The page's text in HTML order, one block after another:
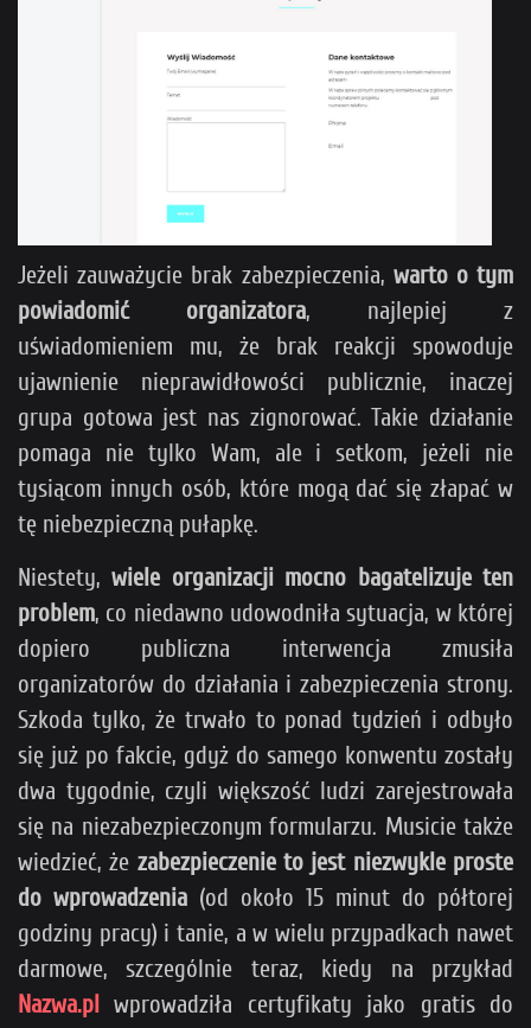
Jeżeli zauważycie brak zabezpieczenia, warto o tym
powiadomić organizatora, najlepiej z
uświadomieniem mu, że brak reakcji spowoduje
ujawnienie nieprawidłowości publicznie, inaczej
grupa gotowa jest nas zignorować. Takie działanie
pomaga nie tylko Wam, ale i setkom, jeżeli nie
tysiącom innych osób, które mogą dać się złapać w
tę niebezpieczną pułapkę.
Niestety,wiele organizacji mocno bagatelizuje ten
problem, co niedawno udowodniła sytuacja, w której
dopiero publiczna interwencja zmusiła
organizatorów do działania i zabezpieczenia strony.
Szkoda tylko, że trwało to ponad tydzień i odbyło
się już po fakcie, gdyż do samego konwentu zostały
dwa tygodnie, czyli większość ludzi zarejestrowała
się na niezabezpieczonym formularzu. Musicie także
wiedzieć, że zabezpieczenie to jest niezwykle proste
do wprowadzenia (od około 15 minut do półtorej
godziny pracy) i tanie, a w wielu przypadkach nawet
darmowe, szczególnie teraz, kiedy na przykład
Nazwa.pl wprowadziła certyfikaty jako gratis do